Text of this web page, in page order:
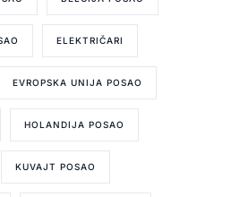
ELEKTRIČARI
EVROPSKA UNIJA POSAO
HOLANDIJA POSAO
KUVAJT POSAO